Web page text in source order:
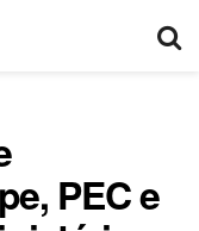
PEC e